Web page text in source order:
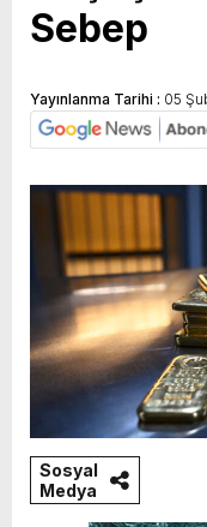
Sebep
Yayınlanma Tarihi : 05
Sosyal
Medya